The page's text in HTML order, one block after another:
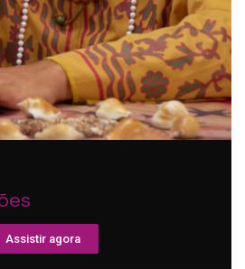
Assistir agora